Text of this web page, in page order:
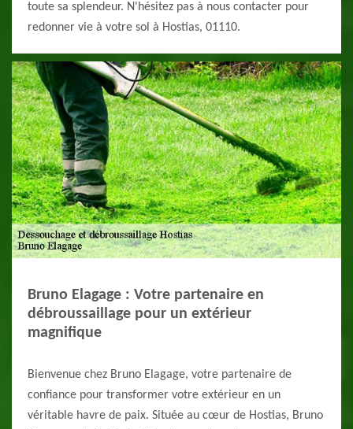
toute sa splendeur. N'hésitez pas à nous contacter pour
redonner vie à votre sol à Hostias, 01110.
Bruno Elagage : Votre partenaire en
débroussaillage pour un extérieur
magnifique
Bienvenue chez Bruno Elagage, votre partenaire de
confiance pour transformer votre extérieur en un
véritable havre de paix. Située au cœur de Hostias, Bruno